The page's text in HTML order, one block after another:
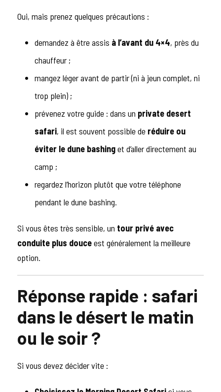
Oui, mais prenez quelques précautions :
demandez à être assis à l’avant du 4×4, près du
chauffeur ;
mangez léger avant de partir (ni à jeun complet, ni
trop plein) ;
prévenez votre guide : dans un private desert
safari, il est souvent possible de réduire ou
éviter le dune bashinget d’aller directement au
camp ;
regardez l’horizon plutôt que votre téléphone
pendant le dune bashing.
Si vous êtes très sensible, un tour privé avec
conduite plus douceest généralement la meilleure
option.
Réponse rapide : safari
dans le désert le matin
ou le soir ?
Si vous devez décider vite :